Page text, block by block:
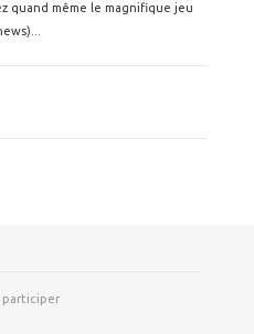
quand même le magnifique jeu
participer